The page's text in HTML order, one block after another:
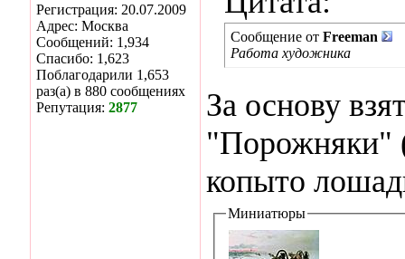
Регистрация: 20.07.2009
Адрес: Москва
Сообщений: 1,934
Спасибо: 1,623
Поблагодарили 1,653
раз(а) в 880 сообщениях
Репутация: 2877
Сообщение от Freeman
Работа художника
За основу
"Порожняки"
копыто
Миниатюры